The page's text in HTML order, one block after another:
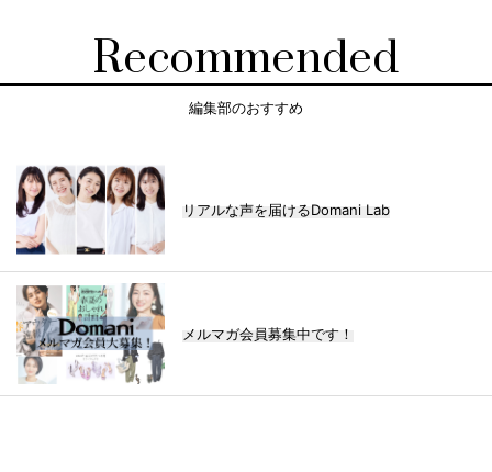
Recommended
編集部のおすすめ
リアルな声を届けるDomani Lab
メルマガ会員募集中です！